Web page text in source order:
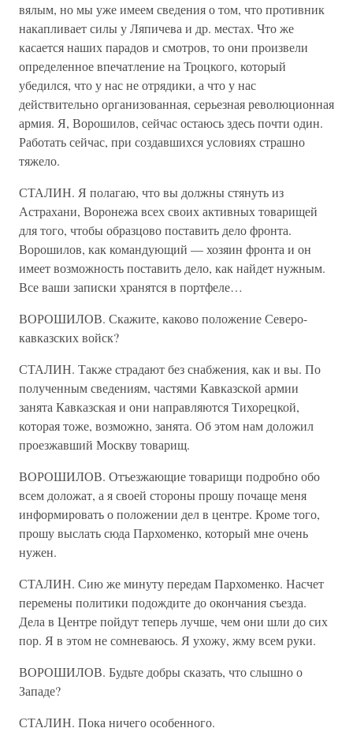
вялым, но мы уже имеем сведения о том, что противник
накапливает силы у Ляпичева и др. местах. Что же
касается наших парадов и смотров, то они произвели
определенное впечатление на Троцкого, который
убедился, что у нас не отрядики, а что у нас
действительно организованная, серьезная революционная
армия. Я, Ворошилов, сейчас остаюсь здесь почти один.
Работать сейчас, при создавшихся условиях страшно
тяжело.
СТАЛИН. Я полагаю, что вы должны стянуть из
Астрахани, Воронежа всех своих активных товарищей
для того, чтобы образцово поставить дело фронта.
Ворошилов, как командующий — хозяин фронта и он
имеет возможность поставить дело, как найдет нужным.
Все ваши записки хранятся в портфеле…
ВОРОШИЛОВ. Скажите, каково положение Северо-
кавказских войск?
СТАЛИН. Также страдают без снабжения, как и вы. По
полученным сведениям, частями Кавказской армии
занята Кавказская и они направляются Тихорецкой,
которая тоже, возможно, занята. Об этом нам доложил
проезжавший Москву товарищ.
ВОРОШИЛОВ. Отъезжающие товарищи подробно обо
всем доложат, а я своей стороны прошу почаще меня
информировать о положении дел в центре. Кроме того,
прошу выслать сюда Пархоменко, который мне очень
нужен.
СТАЛИН. Сию же минуту передам Пархоменко. Насчет
перемены политики подождите до окончания съезда.
Дела в Центре пойдут теперь лучше, чем они шли до сих
пор. Я в этом не сомневаюсь. Я ухожу, жму всем руки.
ВОРОШИЛОВ. Будьте добры сказать, что слышно о
Западе?
СТАЛИН. Пока ничего особенного.